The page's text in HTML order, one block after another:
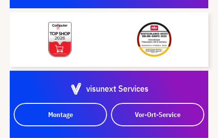
visunext Services
Montage Vor-Ort-Service